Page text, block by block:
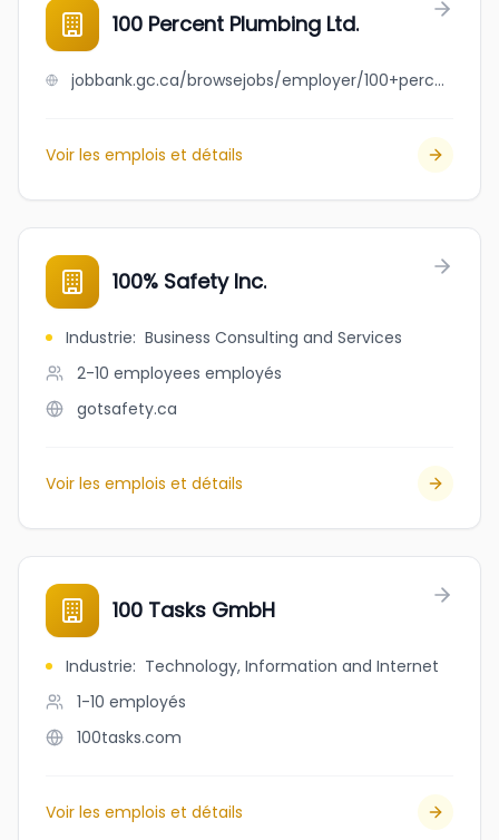
100 Percent Plumbing Ltd.
jobbank.gc.ca/browsejobs/employer/100+percent+plumbing+ltd./ca
Voir les emplois et détails
100% Safety Inc.
Industrie: Business Consulting and Services
2-10 employees employés
gotsafety.ca
Voir les emplois et détails
100 Tasks GmbH
Industrie: Technology, Information and Internet
1-10 employés
100tasks.com
Voir les emplois et détails